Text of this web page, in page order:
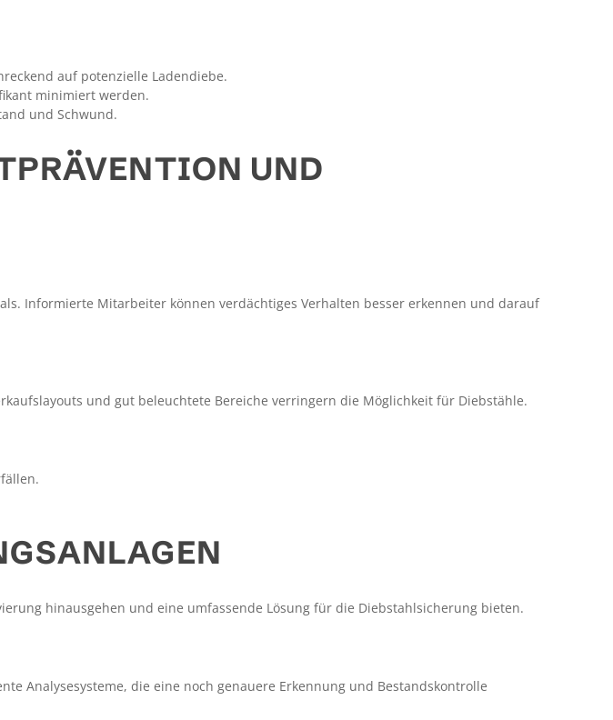
auf potenzielle Ladendiebe.
minimiert werden.
und Schwund.
UND
Informierte Mitarbeiter können verdächtiges Verhalten besser erkennen und darauf
und gut beleuchtete Bereiche verringern die Möglichkeit für Diebstähle.
hinausgehen und eine umfassende Lösung für die Diebstahlsicherung bieten.
Analysesysteme, die eine noch genauere Erkennung und Bestandskontrolle